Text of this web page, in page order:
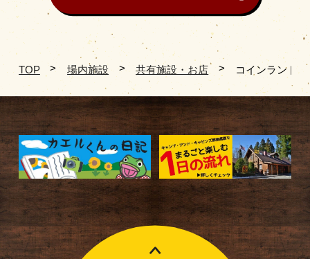
TOP 場内施設 共有施設・お店 コインランド